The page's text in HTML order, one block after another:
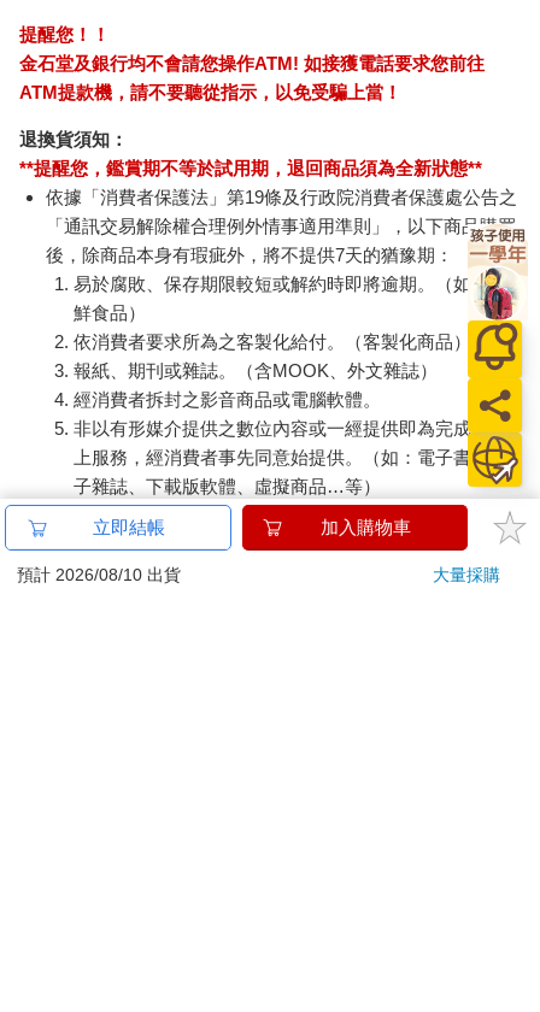
提醒您！！
金石堂及銀行均不會請您操作ATM! 如接獲電話要求您前往
ATM提款機，請不要聽從指示，以免受騙上當！
退換貨須知：
**提醒您，鑑賞期不等於試用期，退回商品須為全新狀態**
依據「消費者保護法」第19條及行政院消費者保護處公告之
「通訊交易解除權合理例外情事適用準則」，以下商品購買
後，除商品本身有瑕疵外，將不提供7天的猶豫期：
易於腐敗、保存期限較短或解約時即將逾期。（如：生
鮮食品）
依消費者要求所為之客製化給付。（客製化商品）
報紙、期刊或雜誌。（含MOOK、外文雜誌）
經消費者拆封之影音商品或電腦軟體。
非以有形媒介提供之數位內容或一經提供即為完成之線
上服務，經消費者事先同意始提供。（如：電子書、電
子雜誌、下載版軟體、虛擬商品…等）
已拆封之個人衛生用品。（如：內衣褲、刮鬍刀、除毛
若非上列種類商品，均享有到貨7天的猶豫期（含例假
立即結帳 加入購物車
預計 2026/08/10 出貨 大量採購